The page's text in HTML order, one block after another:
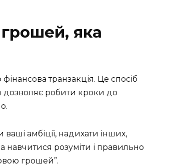
яка
транзакція. Це спосіб
робити кроки до
амбіції, надихати інших,
навчитися розуміти і правильно
грошей”.